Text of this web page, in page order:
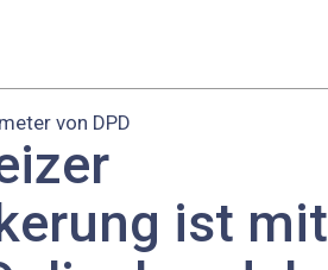
Security
von DPD
ist mit